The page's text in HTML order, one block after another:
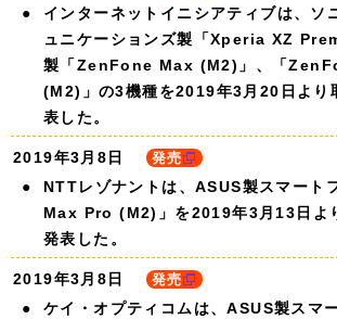
インターネットイニシアティブは、ソ
ュニケーションズ製「Xperia XZ
製「ZenFone Max (M2)」、「
(M2)」の3機種を2019年3月20日より
表した。
2019年3月8日 発売
NTTレゾナントは、ASUS製スマート
Max Pro (M2)」を2019年3月13日よ
発表した。
2019年3月8日 発売
ケイ・オプティコムは、ASUS製スマ